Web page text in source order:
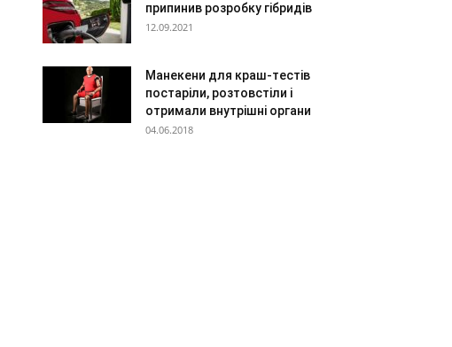
припинив розробку гібридів
12.09.2021
Манекени для краш-тестів
постаріли, розтовстіли і
отримали внутрішні органи
04.06.2018